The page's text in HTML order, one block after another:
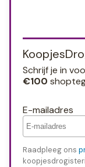
Schrijf je in
€100
E-mailadres
Raadpleeg ons